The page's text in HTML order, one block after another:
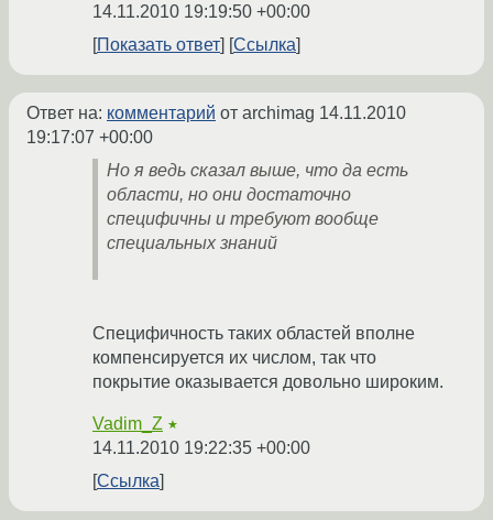
14.11.2010 19:19:50 +00:00
Показать ответ
Ссылка
Ответ на: комментарий от archimag 14.11.2010
19:17:07 +00:00
Но я ведь сказал выше, что да есть
области, но они достаточно
специфичны и требуют вообще
специальных знаний
Специфичность таких областей вполне
компенсируется их числом, так что
покрытие оказывается довольно широким.
Vadim_Z ★
14.11.2010 19:22:35 +00:00
Ссылка